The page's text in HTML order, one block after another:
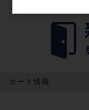
カート情報